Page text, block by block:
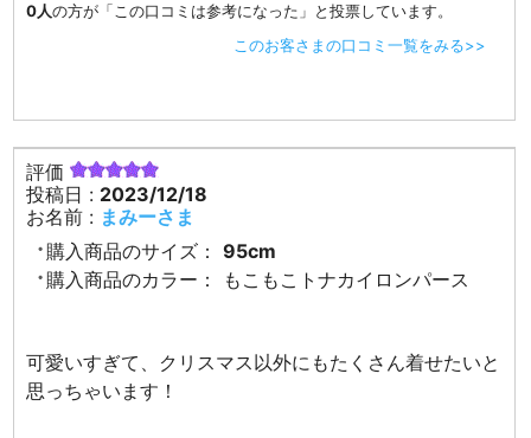
0人の方が「この口コミは参考になった」と投票しています。
このお客さまの口コミ一覧をみる>>
評価
投稿日 : 2023/12/18
お名前 : まみーさま
購入商品のサイズ：
95cm
購入商品のカラー：
もこもこトナカイロンパース
可愛いすぎて、クリスマス以外にもたくさん着せたいと
思っちゃいます！